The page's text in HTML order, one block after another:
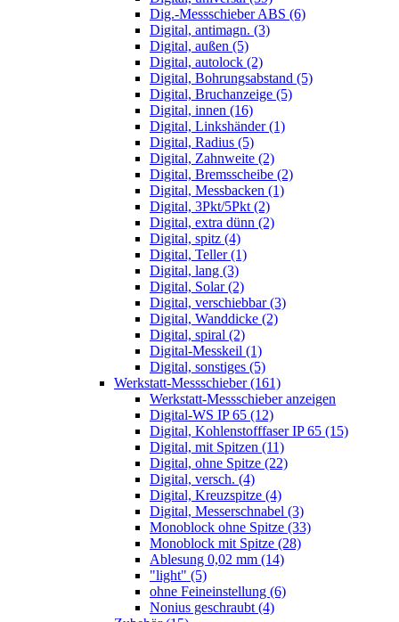
Dig.-Messschieber ABS (6)
Digital, antimagn. (3)
Digital, außen (5)
Digital, autolock (2)
Digital, Bohrungsabstand (5)
Digital, Bruchanzeige (5)
Digital, innen (16)
Digital, Linkshänder (1)
Digital, Radius (5)
Digital, Zahnweite (2)
Digital, Bremsscheibe (2)
Digital, Messbacken (1)
Digital, 3Pkt/5Pkt (2)
Digital, extra dünn (2)
Digital, spitz (4)
Digital, Teller (1)
Digital, lang (3)
Digital, Solar (2)
Digital, verschiebbar (3)
Digital, Wanddicke (2)
Digital, spiral (2)
Digital-Messkeil (1)
Digital, sonstiges (5)
Werkstatt-Messschieber (161)
Werkstatt-Messschieber anzeigen
Digital-WS IP 65 (12)
Digital, Kohlenstofffaser IP 65 (15)
Digital, mit Spitzen (11)
Digital, ohne Spitze (22)
Digital, versch. (4)
Digital, Kreuzspitze (4)
Digital, Messerschnabel (3)
Monoblock ohne Spitze (33)
Monoblock mit Spitze (28)
Ablesung 0,02 mm (14)
"light" (5)
ohne Feineinstellung (6)
Nonius geschraubt (4)